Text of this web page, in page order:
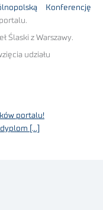
Konferencję
Ślaski z Warszawy.
udziału
portalu!
[…]